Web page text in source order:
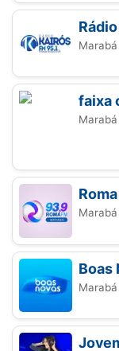
faixa
Boas